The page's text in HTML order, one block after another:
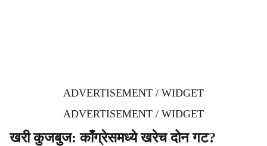
ADVERTISEMENT / WIDGET
ADVERTISEMENT / WIDGET
खरी कुजबुज: काँग्रेसमध्ये खरेच दोन गट?